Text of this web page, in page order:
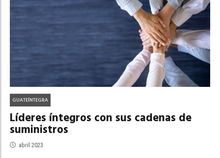
GUATEÍNTEGRA
Líderes íntegros con sus cadenas de
suministros
abril 2023